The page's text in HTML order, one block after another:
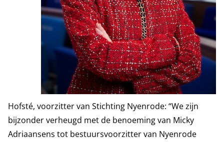
Hofsté, voorzitter van Stichting Nyenrode: “We zijn
bijzonder verheugd met de benoeming van Micky
Adriaansens tot bestuursvoorzitter van Nyenrode